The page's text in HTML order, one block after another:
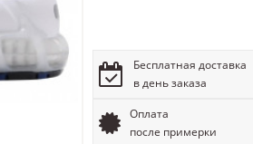
Бесплатная доставка
в день заказа
Оплата
после примерки